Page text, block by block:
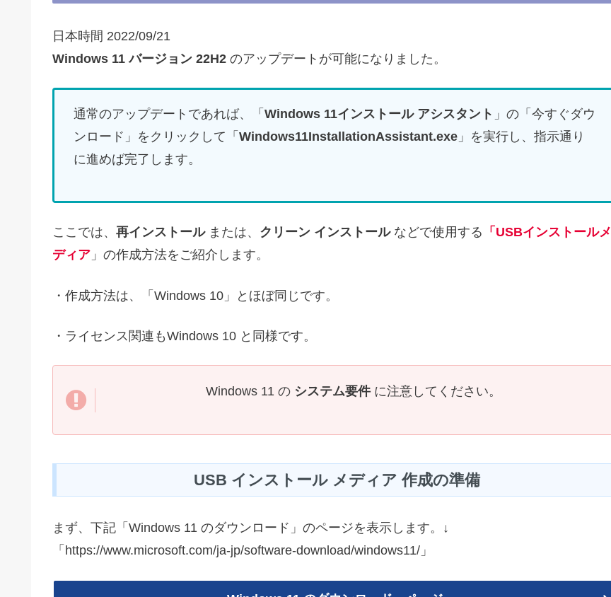
日本時間 2022/09/21
Windows 11 バージョン 22H2 のアップデートが可能になりました。
通常のアップデートであれば、「 Windows 11インストール アシスタント 」の「今すぐダウ
ンロード」をクリックして「 Windows11InstallationAssistant.exe 」を実行し、指示通り
に進めば完了します。
ここでは、 再インストールまたは、 クリーン インストールなどで使用する 「USBインストールメ
ディア 」の作成方法をご紹介します。
・作成方法は、「Windows 10」とほぼ同じです。
・ライセンス関連もWindows 10 と同様です。
Windows 11 の システム要件に注意してください。
USB インストール メディア 作成の準備
まず、下記「Windows 11 のダウンロード」のページを表示します。↓
「https://www.microsoft.com/ja-jp/software-download/windows11/」